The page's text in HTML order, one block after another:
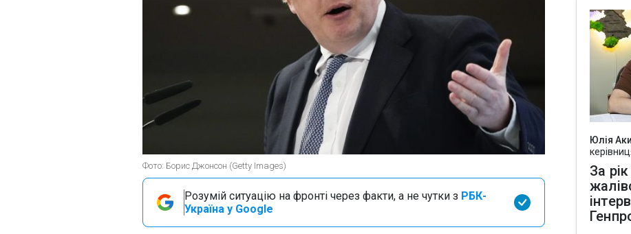
Фото: Борис Джонсон (Getty Images)
Розумій ситуацію на фронті через факти, а не чутки з РБК-
Україна у Google
Юлія
За